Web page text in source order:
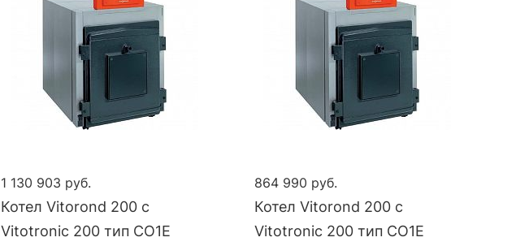
1 130 903 руб.
Котел Vitorond 200 с
Vitotronic 200 тип CO1E
864 990 руб.
Котел Vitorond 200 с
Vitotronic 200 тип CO1E